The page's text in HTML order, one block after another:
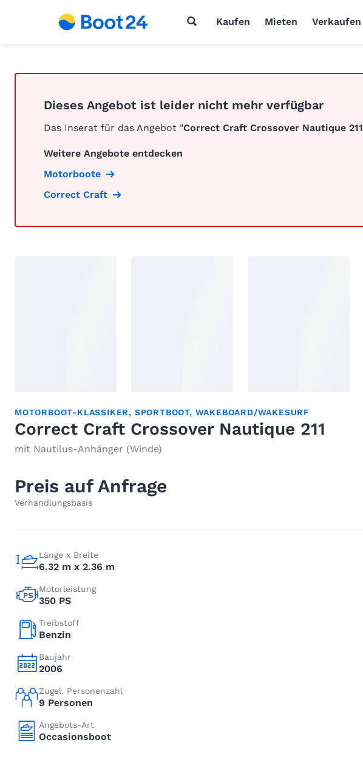
Kaufen Mieten Verkaufen
Dieses Angebot ist leider nicht mehr verfügbar
Das Inserat für das Angebot "Correct Craft Crossover Nautique 211
Weitere Angebote entdecken
Motorboote
Correct Craft
MOTORBOOT-KLASSIKER, SPORTBOOT, WAKEBOARD/WAKESURF
Correct Craft Crossover Nautique 211
mit Nautilus-Anhänger (Winde)
Preis auf Anfrage
Verhandlungsbasis
Länge x Breite
6.32 m x 2.36 m
Motorleistung
350 PS
Treibstoff
Benzin
Baujahr
2006
Zugel. Personenzahl
9 Personen
Angebots-Art
Occasionsboot